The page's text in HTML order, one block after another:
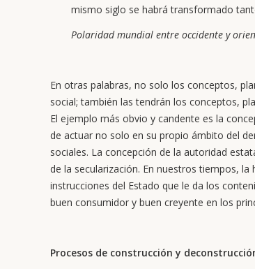
mismo siglo se habrá transformado
Polaridad mundial entre occidente y
En otras palabras, no solo los conceptos,
social; también las tendrán los conceptos,
El ejemplo más obvio y candente es la
de actuar no solo en su propio ámbito del
sociales. La concepción de la autoridad
de la secularización. En nuestros tiempos,
instrucciones del Estado que le da los
buen consumidor y buen creyente en los
Procesos de construcción y